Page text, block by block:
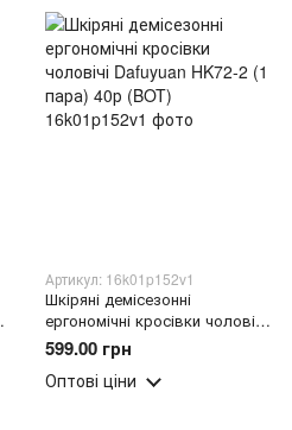
Артикул: 16k01p152v1
Шкіряні демісезонні
ергономічні кросівки чоловічі
Dafuyuan HK72-2 (1 пара) 40р
(BOT)
599.00 грн
Оптові ціни